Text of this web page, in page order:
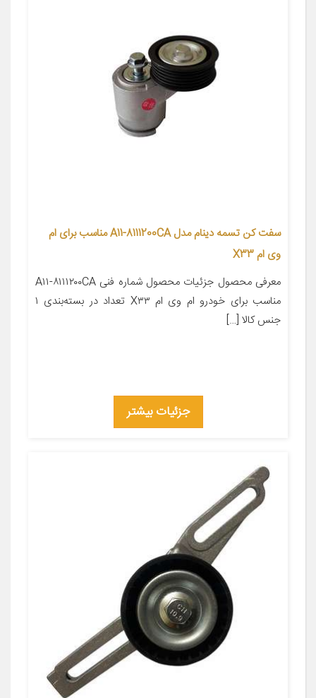
سفت کن تسمه دینام مدل A11-8111200CA مناسب برای ام
وی ام X33
معرفی محصول جزئیات محصول شماره فنی A۱۱-۸۱۱۱۲۰۰CA
مناسب برای خودرو ام وی ام X۳۳ تعداد در بسته‌بندی ۱
جنس کالا […]
جزئیات بیشتر